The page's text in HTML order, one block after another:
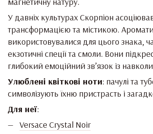
У давніх культурах Скорпіон
трансформацією та містикою.
використовувалися для цього знака,
екзотичні спеції та смоли. Вони
глибокий емоційний зв’язок із
Улюблені квіткові ноти: пачулі та
символізують їхню пристрасть і
Для неї:
Versace Crystal Noir